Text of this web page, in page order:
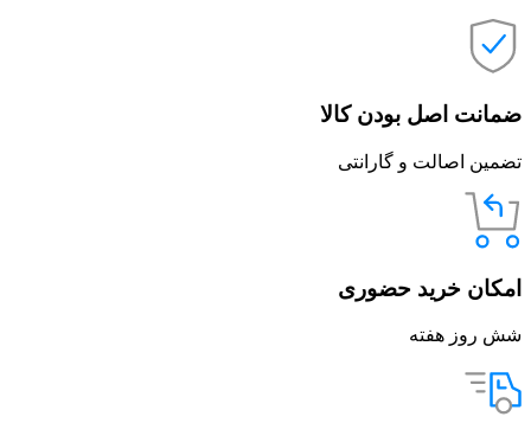
ضمانت اصل بودن کالا
تضمین اصالت و گارانتی
امکان خرید حضوری
شش روز هفته